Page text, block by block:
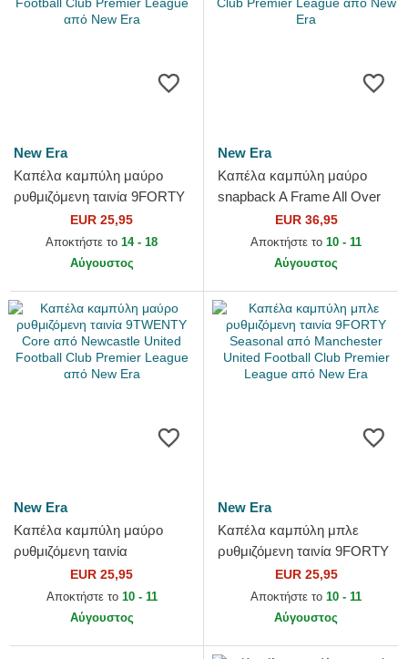
New Era
Καπέλα καμπύλη μαύρο
ρυθμιζόμενη ταινία 9FORTY
Core από Newcastle United
Football Club Premier...
EUR 25,95
Αποκτήστε το 14 - 18
Αύγουστος
New Era
Καπέλα καμπύλη μαύρο
snapback A Frame All Over
Print από Manchester United
Football Club Premier...
EUR 36,95
Αποκτήστε το 10 - 11
Αύγουστος
New Era
Καπέλα καμπύλη μαύρο
ρυθμιζόμενη ταινία
9TWENTY Core από
Newcastle United Football
Club Premier...
EUR 25,95
Αποκτήστε το 10 - 11
Αύγουστος
New Era
Καπέλα καμπύλη μπλε
ρυθμιζόμενη ταινία 9FORTY
Seasonal από Manchester
United Football Club...
EUR 25,95
Αποκτήστε το 10 - 11
Αύγουστος